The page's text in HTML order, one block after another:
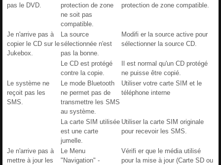
pas le DVD.
protection de zone
ne soit pas
compatible.
protection de zone compatible.
Je n'arrive pas à
copier le CD sur le
Jukebox.
La source
sélectionnée n'est
pas la bonne.
Modifi er la source active pour
sélectionner la source CD.
Le CD est protégé
contre la copie.
Il est normal qu'un CD protégé
ne puisse être copié.
Le système ne
reçoit pas les
SMS.
Le mode Bluetooth
ne permet pas de
transmettre les SMS
au système.
Utiliser votre carte SIM et le
téléphone interne
La carte SIM utilisée
est une carte
jumelle.
Utiliser la carte SIM originale
pour recevoir les SMS.
Je n'arrive pas à
mettre à jour les
Le Menu
"Navigation" -
Vérifi er que le média utilisé
pour la mise à jour (Carte SD ou